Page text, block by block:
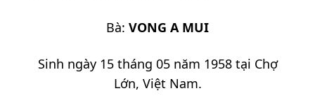
Bà: VONG A MUI
Sinh ngày 15 tháng 05 năm 1958 tại Chợ
Lớn, Việt Nam.